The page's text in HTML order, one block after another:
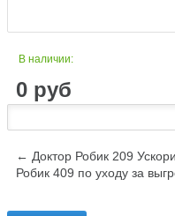
В наличии:
0 руб
← Доктор Робик 209
Робик 409 по уходу за